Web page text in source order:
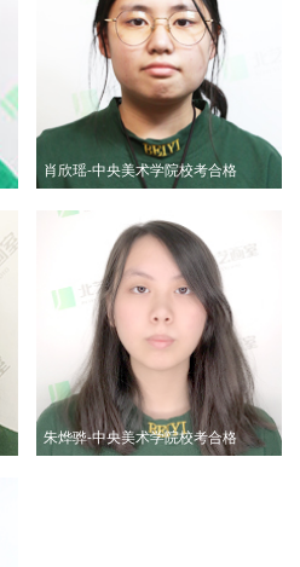
肖欣瑶-中央美术学院校考合格
朱烨骅-中央美术学院校考合格